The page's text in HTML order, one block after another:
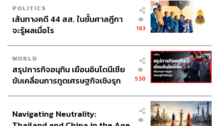
ก้าวไปข้างหน้าและเติบโตอย่างยั่งยืน โดยการสัมมนา
วิชาการได้นำเสนอภาพเศรษฐกิจไทยจะเติบโตจากปัจจัยใด
หลังโควิด-19, การปรับโครงสร้างทางเศรษฐกิจที่ต้องเร่งปรับ
ตัวไปสู่อุตสาหกรรมและบริการที่สร้างมูลค่าสูงขึ้น, เพิ่ม
เทคโนโลยีการผลิต และส่งออกสินค้าให้เท่าทันโลก, ความ
จำเป็นของข้อตกลงความร่วมมือร่วมกับประเทศอื่นๆ รวมทั้ง
การกระจายความเท่าเทียม สร้างโอกาสทางรายได้และการ
ศึกษา, การพัฒนาเขตเศรษฐกิจพิเศษเพื่อลดความเหลื่อมล้ำ
POLITICS
เส้นทางคดี 44 สส. ในชั้นศาลฎีกา
จะรู้ผลเมื่อไร
193
WORLD
สรุปภารกิจอนุทิน เยือนอินโดนีเซีย
ขับเคลื่อนการทูตเศรษฐกิจเชิงรุก
538
Navigating Neutrality: